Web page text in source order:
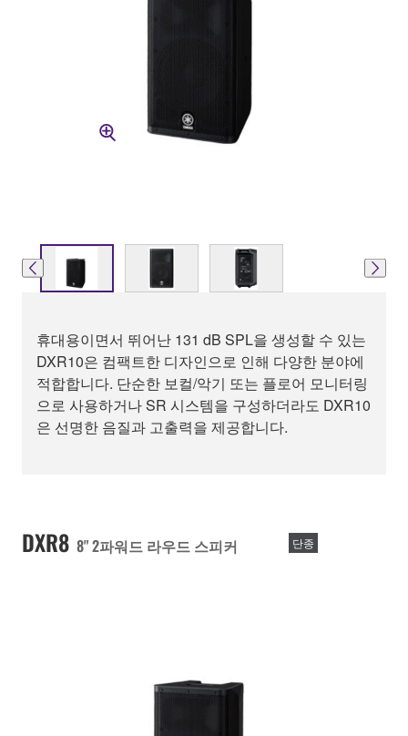
휴대용이면서 뛰어난 131 dB SPL을 생성할 수 있는
DXR10은 컴팩트한 디자인으로 인해 다양한 분야에
적합합니다. 단순한 보컬/악기 또는 플로어 모니터링
으로 사용하거나 SR 시스템을 구성하더라도 DXR10
은 선명한 음질과 고출력을 제공합니다.
DXR8 8" 2파워드 라우드 스피커 단종